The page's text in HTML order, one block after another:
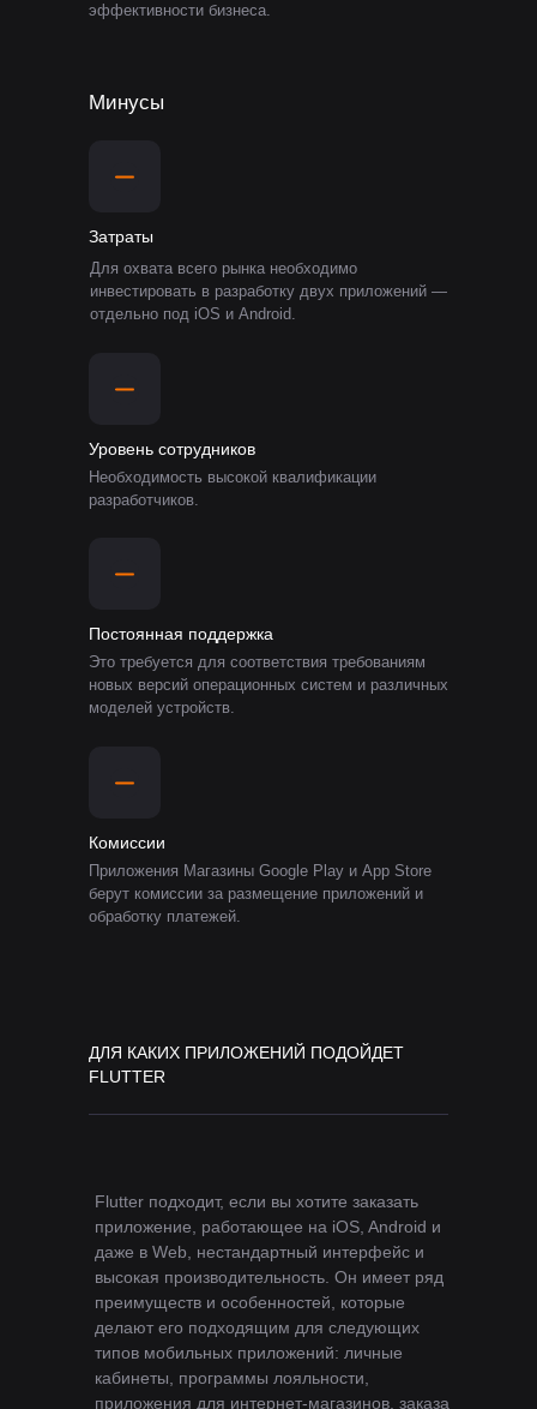
эффективности бизнеса.
Приложения Магазины Google Play и App Store
берут комиссии за размещение приложений и
обработку платежей.
Комиссии
Для охвата всего рынка необходимо
инвестировать в разработку двух приложений —
отдельно под iOS и Android.
Затраты
Необходимость высокой квалификации
разработчиков.
Уровень сотрудников
Это требуется для соответствия требованиям
новых версий операционных систем и различных
моделей устройств.
Постоянная поддержка
Минусы
ДЛЯ КАКИХ ПРИЛОЖЕНИЙ ПОДОЙДЕТ
FLUTTER
Flutter подходит, если вы хотите заказать
приложение, работающее на iOS, Android и
даже в Web, нестандартный интерфейс и
высокая производительность. Он имеет ряд
преимуществ и особенностей, которые
делают его подходящим для следующих
типов мобильных приложений: личные
кабинеты, программы лояльности,
приложения для интернет-магазинов, заказа